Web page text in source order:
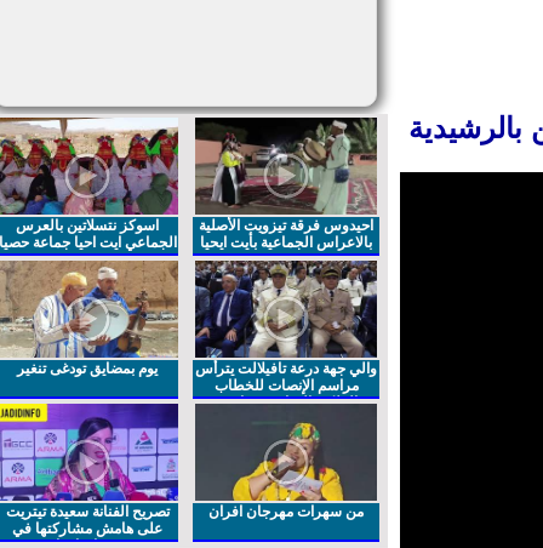
احيدوس فرقة تيزويت الأصلية
بالاعراس الجماعية بأيت ايحيا
اسوكز نتسلاتين بالعرس
الجماعي ايت احيا جماعة حصيا
والي جهة درعة تافيلالت يترأس
مراسم الإنصات للخطاب
الملكي السامي بمناسبة
يوم بمضايق تودغى تنغير
من سهرات مهرجان افران
تصريح الفنانة سعيدة تيتريت
على هامش مشاركتها في